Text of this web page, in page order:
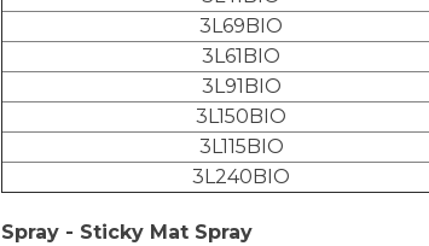
3L69BIO
3L61BIO
3L91BIO
3L150BIO
3L115BIO
3L240BIO
Spray - Sticky Mat Spray